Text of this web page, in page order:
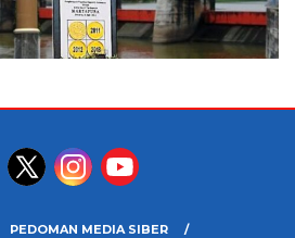
PEDOMAN MEDIA SIBER